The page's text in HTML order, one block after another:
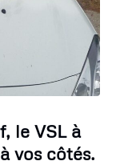
le VSL à
vos côtés.